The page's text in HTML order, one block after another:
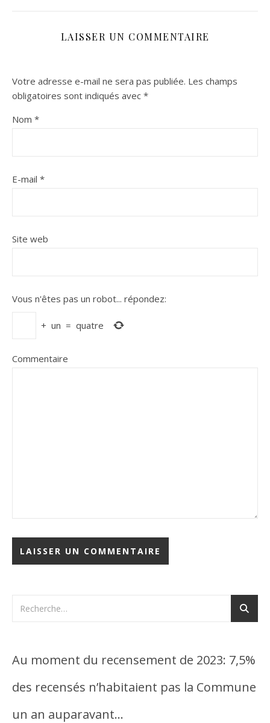
LAISSER UN COMMENTAIRE
Votre adresse e-mail ne sera pas publiée. Les champs
obligatoires sont indiqués avec *
Nom *
E-mail *
Site web
Vous n'êtes pas un robot... répondez:
+ un = quatre
Commentaire
Au moment du recensement de 2023: 7,5%
des recensés n’habitaient pas la Commune
un an auparavant…